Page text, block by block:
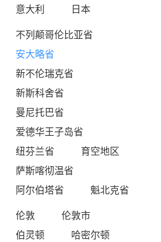
意大利
日本
不列颠哥伦比亚省
安大略省
新不伦瑞克省
新斯科舍省
曼尼托巴省
爱德华王子岛省
纽芬兰省
育空地区
萨斯喀彻温省
阿尔伯塔省
魁北克省
伦敦
伦敦市
伯灵顿
哈密尔顿